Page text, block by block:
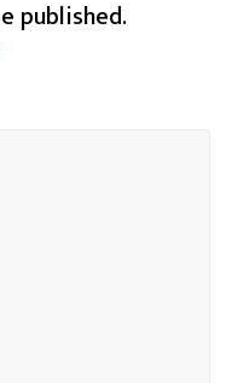
published.